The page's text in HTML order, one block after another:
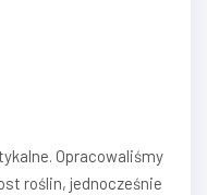
Opracowaliśmy
roślin, jednocześnie